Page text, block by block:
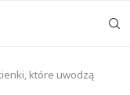
które uwodzą